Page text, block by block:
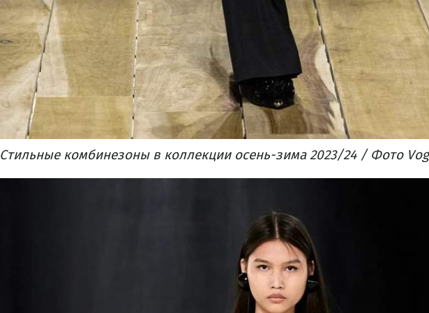
Стильные комбинезоны в коллекции осень-зима 2023/24 / Фото